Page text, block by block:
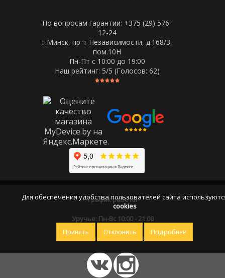
По вопросам гарантии: +375 (29) 576-
12-24
г.Минск, пр-т Независимости, д.168/3,
пом.10Н
Пн-Пт c 10:00 до 19:00
Наш рейтинг: 5/5 (Голосов: 62)
График работы
Уручье: Пн-Вс 10:00 - 21:00
Оставайтесь на связи
Для обеспечения удобства пользователей сайта
cookies
Принять Отклонить Подробнее